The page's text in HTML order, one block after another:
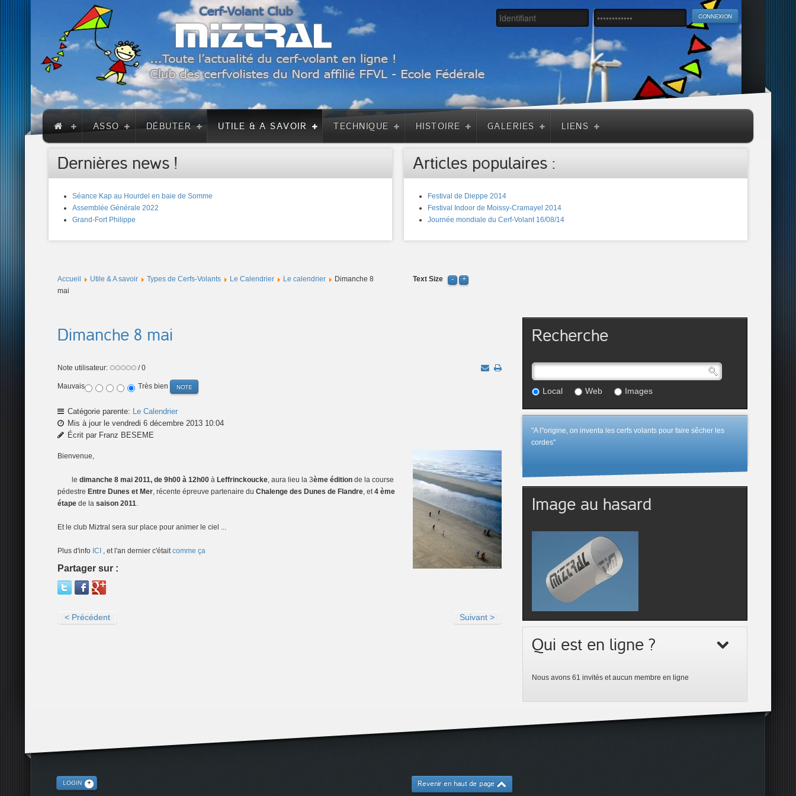
ASSO DÉBUTER UTILE & A SAVOIR TECHNIQUE HISTOIRE GALERIES LIENS
Dernières news !
Séance Kap au Hourdel en baie de Somme
Assemblée Générale 2022
Grand-Fort Philippe
Articles populaires :
Festival de Dieppe 2014
Festival Indoor de Moissy-Cramayel 2014
Journée mondiale du Cerf-Volant 16/08/14
Accueil Utile & A savoir Types de Cerfs-Volants Le Calendrier Le calendrier
Dimanche 8
mai
Text Size
Dimanche 8 mai
Note utilisateur: / 0
Mauvais Très bien
Catégorie parente: Le Calendrier
Mis à jour le vendredi 6 décembre 2013 10:04
Écrit par Franz BESEME
Bienvenue,
le dimanche 8 mai 2011, de 9h00 à 12h00 à Leffrinckoucke, aura lieu la 3ème édition de la course
pédestre Entre Dunes et Mer, récente épreuve partenaire du Chalenge des Dunes de Flandre, et4 ème
étape de la saison 2011.
Et le club Miztral sera sur place pour animer le ciel ...
Plus d'info ICI , et l'an dernier c'étaitcomme ça
Partager sur :
< Précédent Suivant >
Recherche
Local Web Images
"A l"origine, on inventa les cerfs volants pour faire sêcher les
cordes"
Image au hasard
Qui est en ligne ?
Nous avons 61 invités et aucun membre en ligne
LOGIN Revenir en haut de page